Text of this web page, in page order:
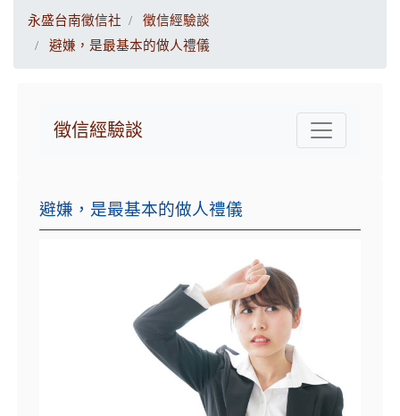
永盛台南徵信社
徵信經驗談
避嫌，是最基本的做人禮儀
徵信經驗談
避嫌，是最基本的做人禮儀